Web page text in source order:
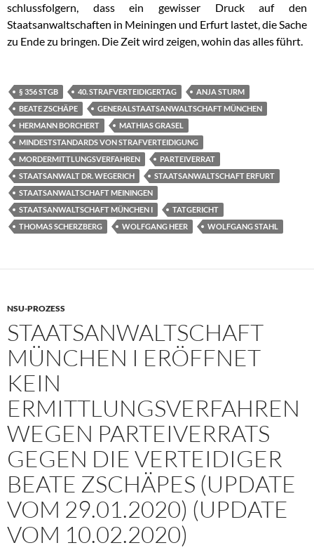
schlussfolgern, dass ein gewisser Druck auf den
Staatsanwaltschaften in Meiningen und Erfurt lastet, die Sache
zu Ende zu bringen. Die Zeit wird zeigen, wohin das alles führt.
§ 356 STGB 40. STRAFVERTEIDIGERTAG
ANJA STURM
BEATE ZSCHÄPE
GENERALSTAATSANWALTSCHAFT MÜNCHEN
HERMANN BORCHERT
MATHIAS GRASEL
MINDESTSTANDARDS VON STRAFVERTEIDIGUNG
MORDERMITTLUNGSVERFAHREN
PARTEIVERRAT
STAATSANWALT DR. WEGERICH
STAATSANWALTSCHAFT ERFURT
STAATSANWALTSCHAFT MEININGEN
STAATSANWALTSCHAFT MÜNCHEN I
TATGERICHT
THOMAS SCHERZBERG
WOLFGANG HEER WOLFGANG STAHL
NSU-PROZESS
STAATSANWALTSCHAFT
MÜNCHEN I ERÖFFNET
KEIN
ERMITTLUNGSVERFAHREN
WEGEN PARTEIVERRATS
GEGEN DIE VERTEIDIGER
BEATE ZSCHÄPES (UPDATE
VOM 29.01.2020) (UPDATE
VOM 10.02.2020)